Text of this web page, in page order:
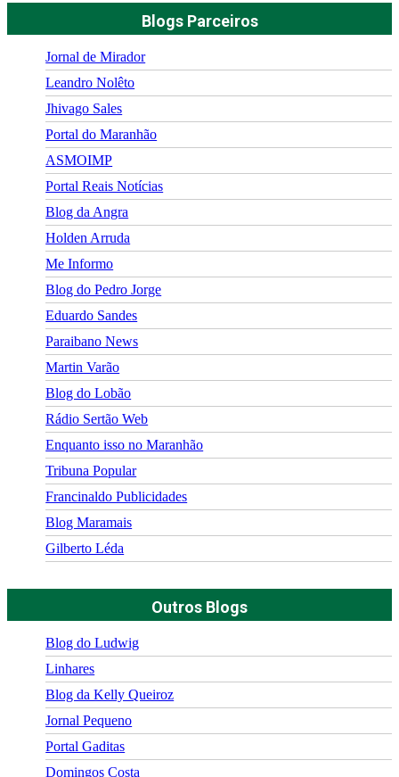
Blogs Parceiros
Jornal de Mirador
Leandro Nolêto
Jhivago Sales
Portal do Maranhão
ASMOIMP
Portal Reais Notí­cias
Blog da Angra
Holden Arruda
Me Informo
Blog do Pedro Jorge
Eduardo Sandes
Paraibano News
Martin Varão
Blog do Lobão
Rádio Sertão Web
Enquanto isso no Maranhão
Tribuna Popular
Francinaldo Publicidades
Blog Maramais
Gilberto Léda
Outros Blogs
Blog do Ludwig
Linhares
Blog da Kelly Queiroz
Jornal Pequeno
Portal Gaditas
Domingos Costa